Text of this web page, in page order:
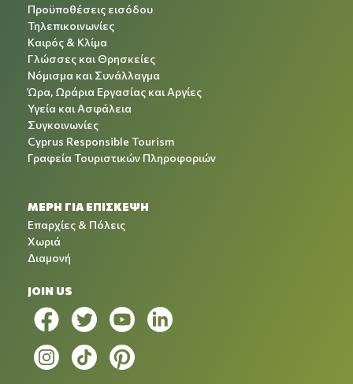
Προϋποθέσεις εισόδου
Τηλεπικοινωνίες
Καιρός & Κλίμα
Γλώσσες και Θρησκείες
Νόμισμα και Συνάλλαγμα
Ώρα, Ωράρια Εργασίας και Αργίες
Υγεία και Ασφάλεια
Συγκοινωνίες
Cyprus Responsible Tourism
Γραφεία Τουριστικών Πληροφοριών
ΜΕΡΗ ΓΙΑ ΕΠΙΣΚΕΨΗ
Επαρχίες & Πόλεις
Χωριά
Διαμονή
JOIN US